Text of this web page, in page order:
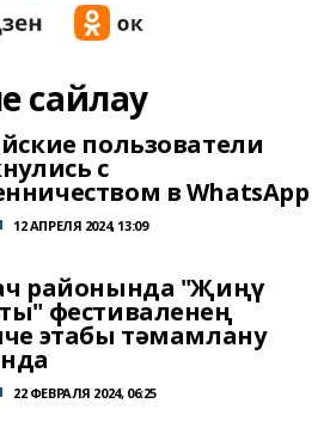
сайлау
пользователи
с
в WhatsApp
12 АПРЕЛЯ 2024, 13:09
районында "Җиңү
фестиваленең
этабы тәмамлану
22 ФЕВРАЛЯ 2024, 06:25